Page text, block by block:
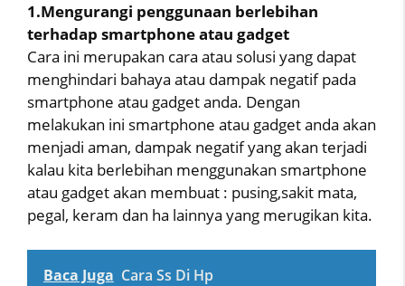
1.Mengurangi penggunaan berlebihan
terhadap smartphone atau gadget
Cara ini merupakan cara atau solusi yang dapat
menghindari bahaya atau dampak negatif pada
smartphone atau gadget anda. Dengan
melakukan ini smartphone atau gadget anda akan
menjadi aman, dampak negatif yang akan terjadi
kalau kita berlebihan menggunakan smartphone
atau gadget akan membuat : pusing,sakit mata,
pegal, keram dan ha lainnya yang merugikan kita.
Baca Juga Cara Ss Di Hp